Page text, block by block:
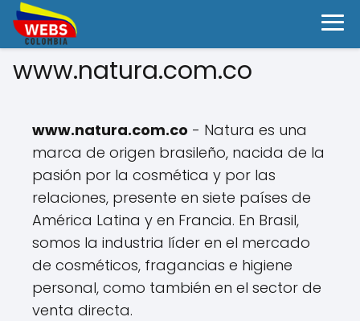
www.natura.com.co
www.natura.com.co - Natura es una
marca de origen brasileño, nacida de la
pasión por la cosmética y por las
relaciones, presente en siete países de
América Latina y en Francia. En Brasil,
somos la industria líder en el mercado
de cosméticos, fragancias e higiene
personal, como también en el sector de
venta directa.